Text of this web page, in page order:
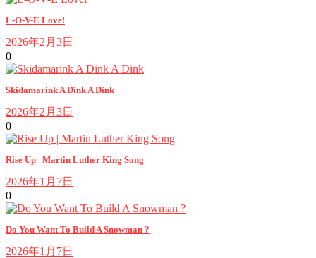
L-O-V-E Love!
2026年2月3日
0
Skidamarink A Dink A Dink
2026年2月3日
0
Rise Up | Martin Luther King Song
2026年1月7日
0
Do You Want To Build A Snowman ?
2026年1月7日